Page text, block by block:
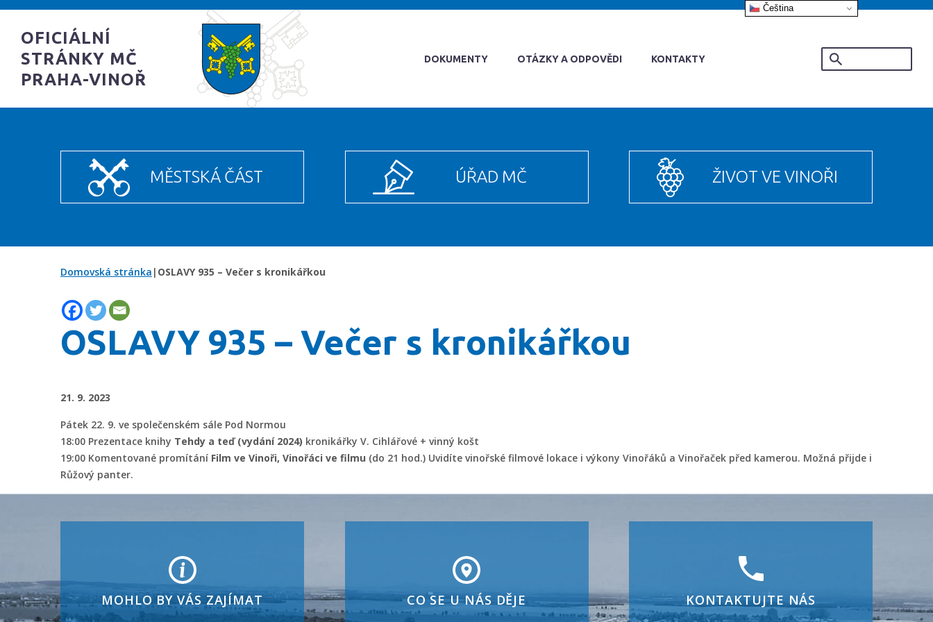
OFICIÁLNÍ
STRÁNKY MČ
PRAHA-VINOŘ
DOKUMENTY OTÁZKY A ODPOVĚDI KONTAKTY
MĚSTSKÁ ČÁST ÚŘAD MČ ŽIVOT VE VINOŘI
Domovská stránka | OSLAVY 935 – Večer s kronikářkou
OSLAVY 935 – Večer s kronikářkou
21. 9. 2023
Pátek 22. 9. ve společenském sále Pod Normou
18:00 Prezentace knihy Tehdy a teď (vydání 2024) kronikářky V. Cihlářové + vinný košt
19:00 Komentované promítání Film ve Vinoři, Vinořáci ve filmu (do 21 hod.) Uvidíte vinořské filmové lokace i výkony Vinořáků a Vinořaček před kamerou. Možná přijde i
Růžový panter.
MOHLO BY VÁS ZAJÍMAT CO SE U NÁS DĚJE KONTAKTUJTE NÁS
Čeština‎